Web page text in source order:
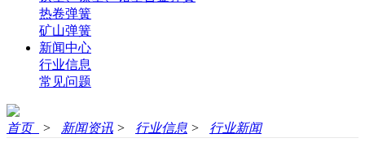
热卷弹簧
矿山弹簧
新闻中心
行业信息
常见问题
首页 > 新闻资讯 > 行业信息 > 行业新闻